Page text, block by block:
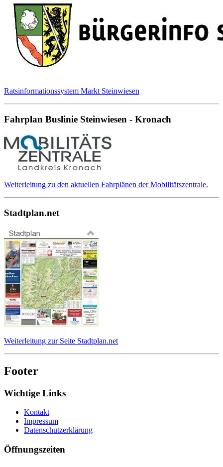
Ratsinformationssystem Markt Steinwiesen
Fahrplan Buslinie Steinwiesen - Kronach
Weiterleitung zu den aktuellen Fahrplänen der Mobilitätszentrale.
Stadtplan.net
Weiterleitung zur Seite Stadtplan.net
Footer
Wichtige Links
Kontakt
Impressum
Datenschutzerklärung
Öffnungszeiten